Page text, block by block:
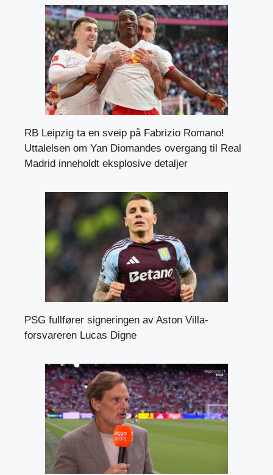
RB Leipzig ta en sveip på Fabrizio Romano!
Uttalelsen om Yan Diomandes overgang til Real
Madrid inneholdt eksplosive detaljer
PSG fullfører signeringen av Aston Villa-
forsvareren Lucas Digne